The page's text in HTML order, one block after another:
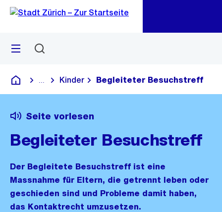
Navigation
Sprunglink
Menü
Deutsch
Blende alle Breadcrumbs ein
Kinder Begleiteter Besuchstreff
Seite vorlesen
Begleiteter Besuchstreff
Der Begleitete Besuchstreff ist eine
Massnahme für Eltern, die getrennt leben oder
geschieden sind und Probleme damit haben,
das Kontaktrecht umzusetzen.